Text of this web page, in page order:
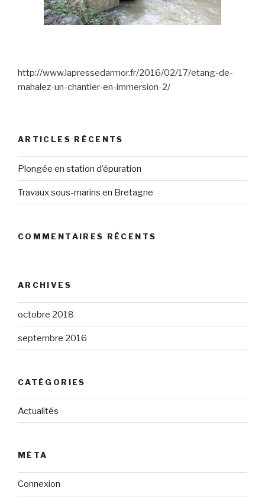
http://www.lapressedarmor.fr/2016/02/17/etang-de-
mahalez-un-chantier-en-immersion-2/
ARTICLES RÉCENTS
Plongée en station d’épuration
Travaux sous-marins en Bretagne
COMMENTAIRES RÉCENTS
ARCHIVES
octobre 2018
septembre 2016
CATÉGORIES
Actualités
MÉTA
Connexion